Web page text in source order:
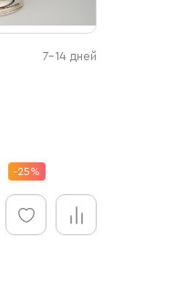
7-14 дней
-25%